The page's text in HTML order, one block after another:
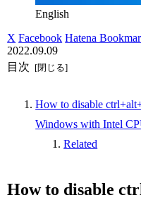
English
X Facebook Hatena
2022.09.09
目次
How to disable
Windows with Intel
Related
How to disable